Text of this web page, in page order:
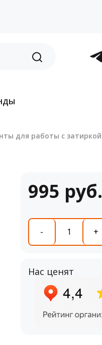
для работы с затиркой
995 руб.
- +
Нас ценят